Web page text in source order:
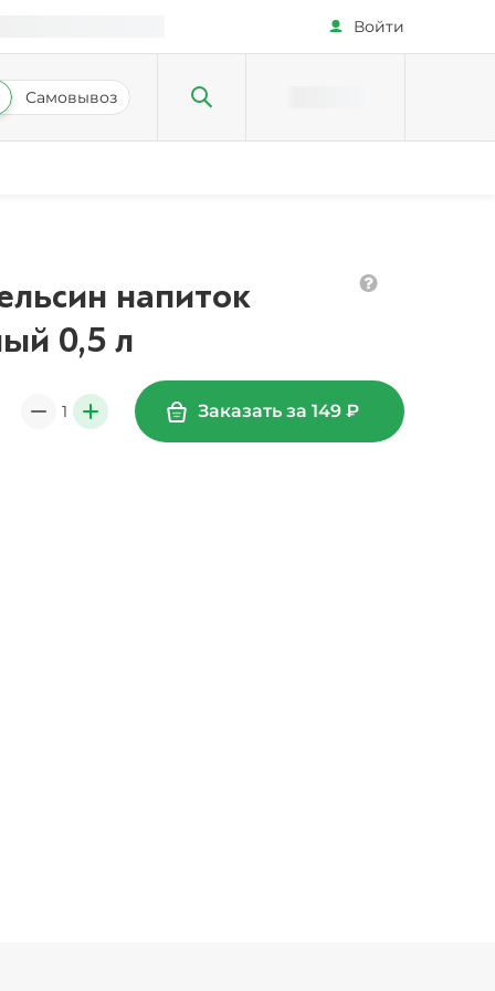
Войти
Самовывоз
напиток
0,5 л
1 + Заказать за 149 ₽